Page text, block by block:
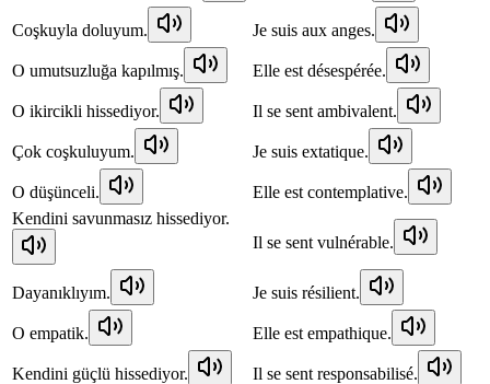
Coşkuyla doluyum. Je suis aux anges.
O umutsuzluğa kapılmış. Elle est désespérée.
O ikircikli hissediyor. Il se sent ambivalent.
Çok coşkuluyum. Je suis extatique.
O düşünceli.
Elle est contemplative.
Kendini savunmasız hissediyor.
Il se sent vulnérable.
Dayanıklıyım. Je suis résilient.
O empatik. Elle est empathique.
Kendini güçlü hissediyor. Il se sent responsabilisé.